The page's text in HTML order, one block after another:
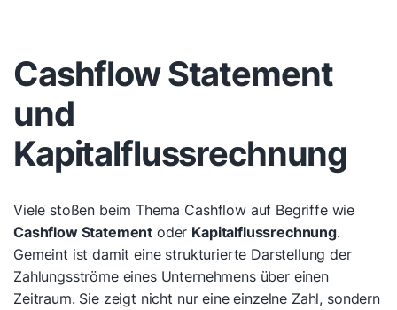
Cashflow Statement
und
Kapitalflussrechnung
Viele stoßen beim Thema Cashflow auf Begriffe wie
Cashflow Statement oder Kapitalflussrechnung.
Gemeint ist damit eine strukturierte Darstellung der
Zahlungsströme eines Unternehmens über einen
Zeitraum. Sie zeigt nicht nur eine einzelne Zahl, sondern